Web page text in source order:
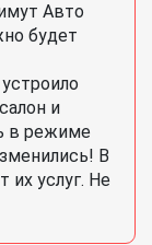
Авто
будет
и
в режиме
В
их услуг. Не